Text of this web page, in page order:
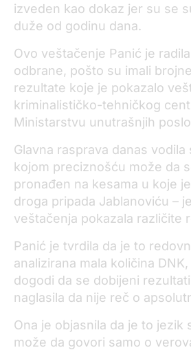
izveden kao dokaz jer su se
duže od godinu dana.
Ovo veštačenje Panić je
odbrane, pošto su imali
rezultate koje je pokazalo
kriminalističko-tehničkog
Ministarstvu unutrašnjih
Glavna rasprava danas vodila
kojom preciznošću može da
pronađen na kesama u koje
droga pripada Jablanoviću –
veštačenja pokazala različite
Panić je tvrdila da je to
analizirana mala količina
dogodi da se dobijeni
naglasila da nije reč o
Ona je objasnila da je to jezik
može da govori samo o